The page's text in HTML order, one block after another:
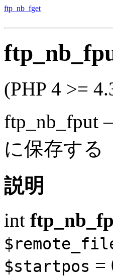
ftp_nb_fget
(PHP 4 >=
ftp_nb_fput
に保存する
説明
int
$startpos =